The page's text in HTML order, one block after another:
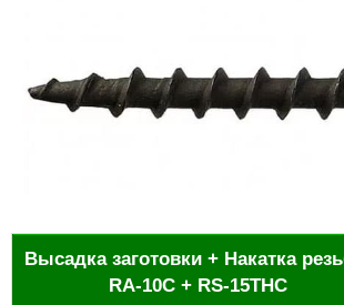
Высадка заготовки + Накатка
RA-10C + RS-15THC